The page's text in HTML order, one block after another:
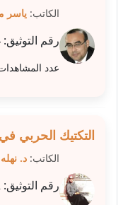
مدونة طلبة
متوفي
مدونة طه
عاملة
عاملة
الكاتب: ياسر
رقم التوثيق:
عدد
التكتيك الحربي
الكاتب: د.
رقم التوثيق: